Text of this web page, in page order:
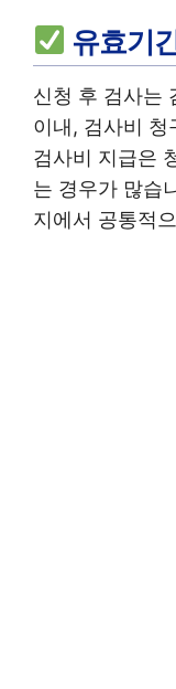
유효기
신청 후 검사는
이내, 검사비 청
검사비 지급은
는 경우가 많습
지에서 공통적